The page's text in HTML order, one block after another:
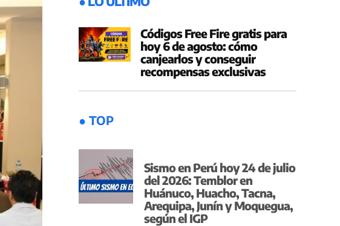
Códigos Free Fire gratis para
hoy 6 de agosto: cómo
canjearlos y conseguir
recompensas exclusivas
● TOP
Sismo en Perú hoy 24 de julio
del 2026: Temblor en
Huánuco, Huacho, Tacna,
Arequipa, Junín y Moquegua,
según el IGP